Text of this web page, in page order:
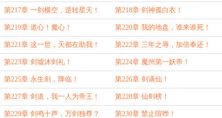
里！
第217章 一剑横空，逆转星天！ 第218章 剑神孤白衣！
第219章 道心！魔心！ 第220章 我的地盘，谁来谁死！
第221章 这一世，天都在助我！ 第222章 三年之辱，加倍奉还！
第223章 剑墟沐剑礼！ 第224章 魔州第一妖帝！
第225章 永生剑，降临！ 第226章 剑谪仙！
第227章 剑道，我一人为帝王！ 第228章 仙剑榜！
第229章 剑鸣十声，万剑独尊？ 第230章 禁止喧哗！